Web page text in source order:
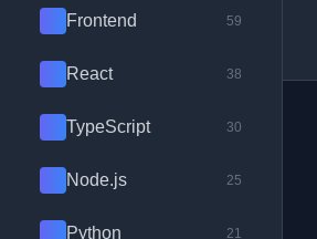
Frontend 59
React 38
TypeScript 30
Node.js 25
Python 21